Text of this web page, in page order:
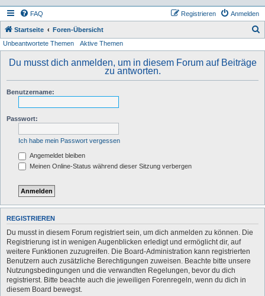
FAQ Anmelden
Registrieren
Startseite Foren-Übersicht
Unbeantwortete Themen Aktive Themen
Du musst dich anmelden, um in diesem Forum auf Beiträge
zu antworten.
Benutzername:
Passwort:
Ich habe mein Passwort vergessen
Angemeldet bleiben
Meinen Online-Status während dieser Sitzung verbergen
REGISTRIEREN
Du musst in diesem Forum registriert sein, um dich anmelden zu können. Die
Registrierung ist in wenigen Augenblicken erledigt und ermöglicht dir, auf
weitere Funktionen zuzugreifen. Die Board-Administration kann registrierten
Benutzern auch zusätzliche Berechtigungen zuweisen. Beachte bitte unsere
Nutzungsbedingungen und die verwandten Regelungen, bevor du dich
registrierst. Bitte beachte auch die jeweiligen Forenregeln, wenn du dich in
diesem Board bewegst.